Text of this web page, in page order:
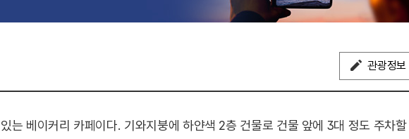
관광정보
는 베이커리 카페이다. 기와지붕에 하얀색 2층 건물로 건물 앞에 3대 정도 주차